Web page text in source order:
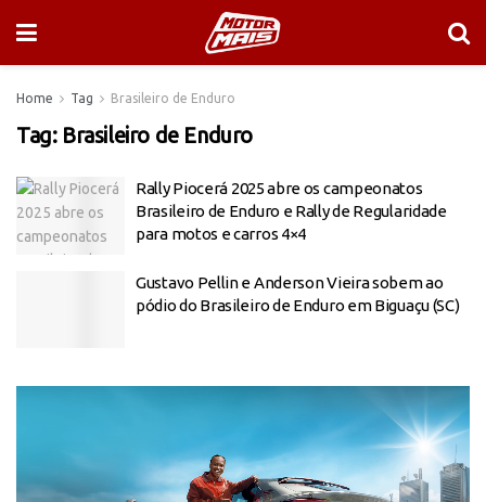
Home Tag Brasileiro de Enduro
Tag: Brasileiro de Enduro
Rally Piocerá 2025 abre os campeonatos
Brasileiro de Enduro e Rally de Regularidade
para motos e carros 4×4
Gustavo Pellin e Anderson Vieira sobem ao
pódio do Brasileiro de Enduro em Biguaçu (SC)